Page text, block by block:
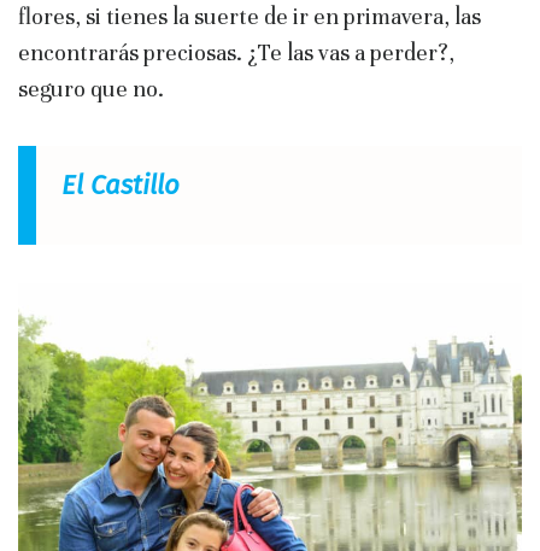
flores, si tienes la suerte de ir en primavera, las
encontrarás preciosas. ¿Te las vas a perder?,
seguro que no.
El Castillo